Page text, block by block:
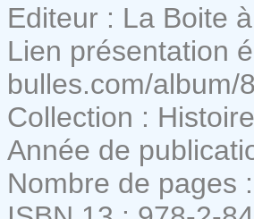
Editeur : La Boite
Lien présentation
bulles.com/album/
Collection :
Année de
Nombre de pages